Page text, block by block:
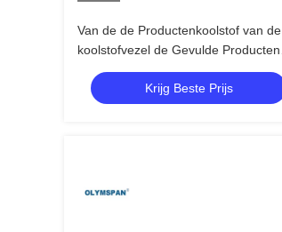
Van de de Productenkoolstof van de
koolstofvezel de Gevulde Producten
Vezel Op hoge temperatuur
Krijg Beste Prijs